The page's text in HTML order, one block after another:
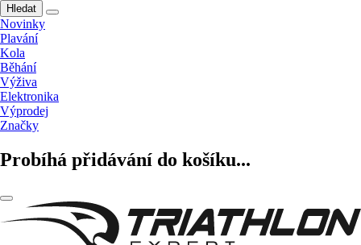
Hledat
Novinky
Plavání
Kola
Běhání
Výživa
Elektronika
Výprodej
Značky
Probíhá přidávání do košíku...